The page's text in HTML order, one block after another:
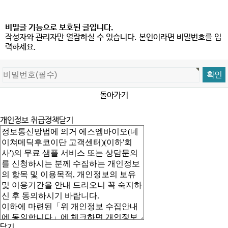
비밀글 기능으로 보호된 글입니다.
작성자와 관리자만 열람하실 수 있습니다. 본인이라면 비밀번호를 입
력하세요.
돌아가기
개인정보 취급정책닫기